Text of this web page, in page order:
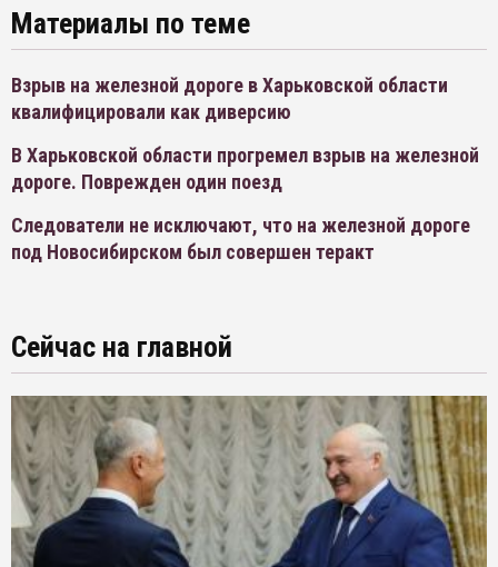
Материалы по теме
Взрыв на железной дороге в Харьковской области
квалифицировали как диверсию
В Харьковской области прогремел взрыв на железной
дороге. Поврежден один поезд
Следователи не исключают, что на железной дороге
под Новосибирском был совершен теракт
Сейчас на главной